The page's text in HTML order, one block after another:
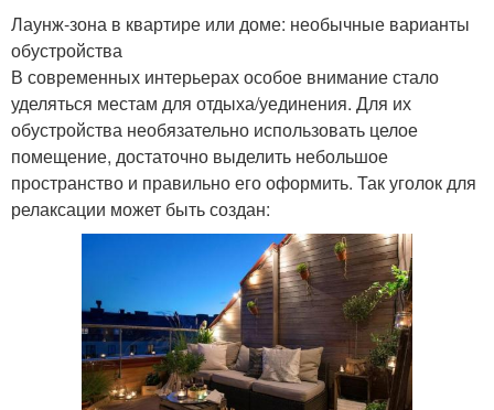
Лаунж-зона в квартире или доме: необычные варианты
обустройства
В современных интерьерах особое внимание стало
уделяться местам для отдыха/уединения. Для их
обустройства необязательно использовать целое
помещение, достаточно выделить небольшое
пространство и правильно его оформить. Так уголок для
релаксации может быть создан: